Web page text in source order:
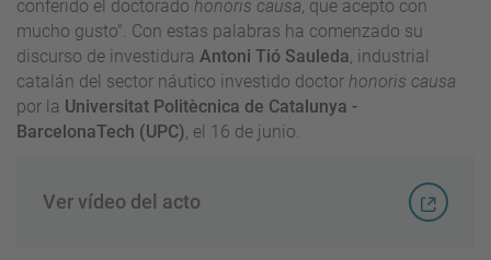
conferido el doctorado honoris causa , que acepto con
mucho gusto". Con estas palabras ha comenzado su
discurso de investidura Antoni Tió Sauleda , industrial
catalán del sector náutico investido doctor honoris causa
por la Universitat Politècnica de Catalunya -
BarcelonaTech (UPC) , el 16 de junio.
Ver vídeo del acto